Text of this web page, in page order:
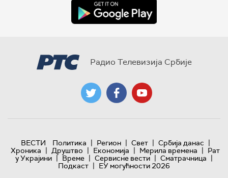
Радио Телевизија Србије
ВЕСТИ Политика | Регион | Свет | Србија данас |
Хроника | Друштво | Економија | Мерила времена | Рат
у Украјини | Време | Сервисне вести | Сматрачница |
Подкаст | ЕУ могућности 2026